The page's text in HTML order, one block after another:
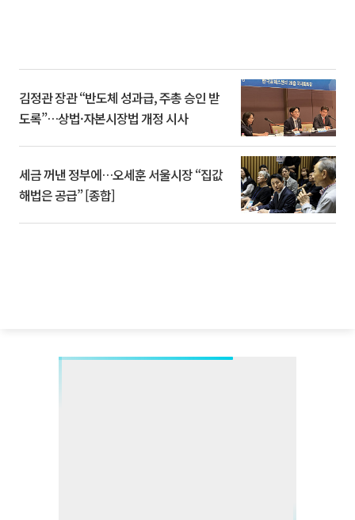
김정관 장관 “반도체 성과급, 주총 승인 받
도록”…상법·자본시장법 개정 시사
세금 꺼낸 정부에…오세훈 서울시장 “집값
해법은 공급” [종합]